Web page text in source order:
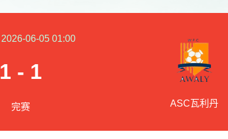
2026-06-05 01:00
1 - 1
完赛 ASC瓦利丹